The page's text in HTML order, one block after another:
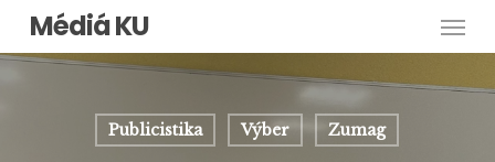
SkipMédiá KU
Publicistika Výber Zumag